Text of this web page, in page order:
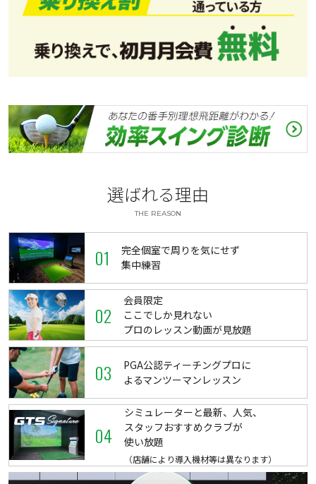
選ばれる理由
THE REASON
01
完全個室で周りを気にせず
集中練習
02
会員限定
ここでしか見れない
プロのレッスン動画が見放題
03
PGA公認ティーチングプロに
よるマンツーマンレッスン
04
シミュレーターと最新、人気、
スタッフおすすめクラブが
使い放題
（店舗により導入機材等は異なります）